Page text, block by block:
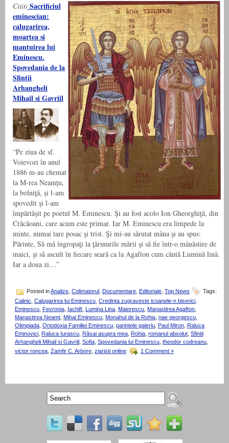
Cititi Sacrificiul
eminescian:
calugarirea,
moartea si
mantuirea lui
Eminescu.
Spovedania de la
Sfintii
Arhangheli
Mihail si Gavriil
“Pe ziua de sf.
Voievozi în anul
1886 m-au chemat
la M-rea Neamţu,
la bolniţă, şi l-am
spovedit şi l-am
împărtăşit pe poetul M. Eminescu. Şi au fost acolo Ion Gheorghiţă, din
Crăcăoani, care acum este primar. Iar M. Eminescu era limpede la
minte, numai tare posac şi trist. Şi mi-au sărutat mâna şi au spus:
Părinte, Să mă îngropaţi la ţărmurile mării şi să fie într-o mânăstire de
maici, şi să ascult în fiecare seară ca la Agafton cum cântă Lumină lină.
Iar a doua zi…”
Posted inAnalize Colimatorul Documentare Editoriale Top News
Tags:
Calinic, Calugarirea lui Eminescu, Credinta zugraveste icoanele-n biserici,
Eminescu, Fevronia, Iachift, Lumina Lina, Maiorescu, Manastirea Agafton,
Manastirea Neamt, Mihai Eminescu, Monahul de la Rohia, nae georgescu,
Olimpiada, Ortodoxia Familiei Eminescu, parintele galeriu, Paul Miron, Raluca
Eminovici, Raluca Iurascu, Răsai asupra mea, Rohia, romanul absolut, Sfintii
Arhangheli Mihail si Gavriil , Sofia, Spovedania lui Eminescu, theodor codreanu,
victor roncea Zamfir C. Arbore ziaristi online 1 Comment »